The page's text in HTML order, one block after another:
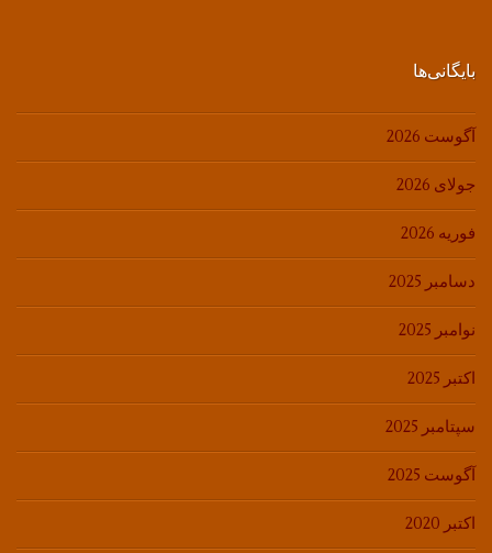
بایگانی‌ها
آگوست 2026
جولای 2026
فوریه 2026
دسامبر 2025
نوامبر 2025
اکتبر 2025
سپتامبر 2025
آگوست 2025
اکتبر 2020